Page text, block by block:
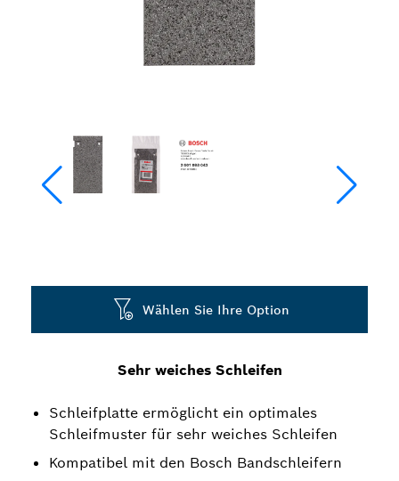
Sehr weiches Schleifen
Schleifplatte ermöglicht ein optimales
Schleifmuster für sehr weiches Schleifen
Kompatibel mit den Bosch Bandschleifern
Wählen Sie Ihre Option